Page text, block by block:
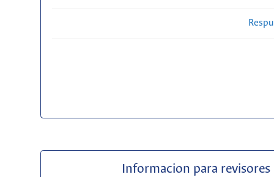
Informacion para revisores